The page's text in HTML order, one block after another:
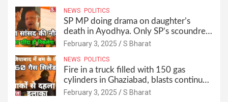
NEWS POLITICS
SP MP doing drama on daughter’s
death in Ayodhya. Only SP’s scoundrel
will be involved in this too @SBharat
February 3, 2025 S Bharat
NEWS POLITICS
Fire in a truck filled with 150 gas
cylinders in Ghaziabad, blasts continued
for 30 minutes, people left their homes
February 3, 2025 S Bharat